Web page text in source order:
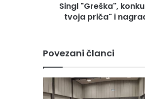
Singl "Greška",
tvoja priča" i
Povezani članci